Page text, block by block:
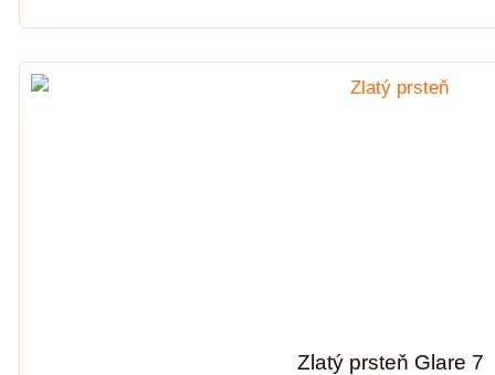
Zlatý prsteň Glare 7